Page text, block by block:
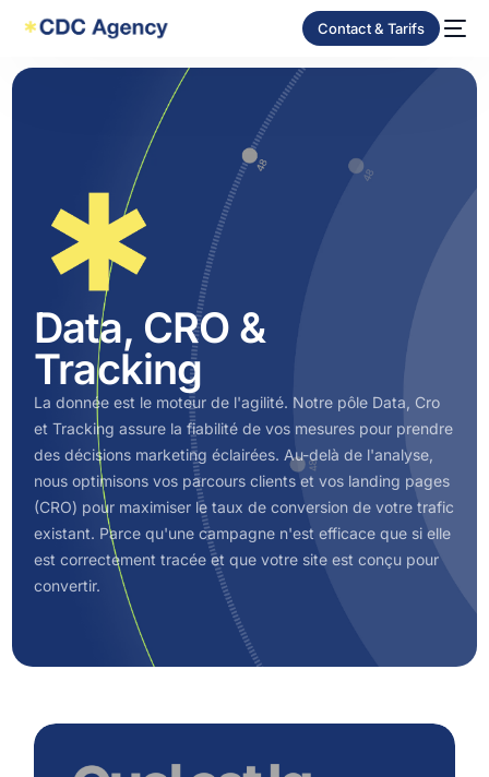
Contact & Tarifs
Data, CRO &
Tracking
La donnée est le moteur de l'agilité. Notre pôle Data, Cro
et Tracking assure la fiabilité de vos mesures pour prendre
des décisions marketing éclairées. Au-delà de l'analyse,
nous optimisons vos parcours clients et vos landing pages
(CRO) pour maximiser le taux de conversion de votre trafic
existant. Parce qu'une campagne n'est efficace que si elle
est correctement tracée et que votre site est conçu pour
convertir.